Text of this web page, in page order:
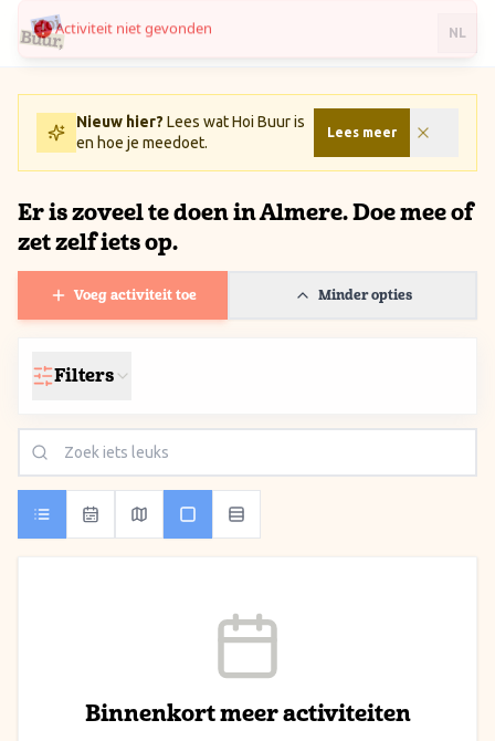
Ga naar inhoud / Skip to content
NL
Nieuw hier? Lees wat Hoi Buur is
en hoe je meedoet.
Lees meer
Er is zoveel te doen in Almere. Doe mee of
zet zelf iets op.
Voeg activiteit toe Minder opties
Filters
Binnenkort meer activiteiten